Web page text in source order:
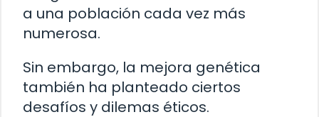
a una población cada vez más
numerosa.
Sin embargo, la mejora genética
también ha planteado ciertos
desafíos y dilemas éticos.